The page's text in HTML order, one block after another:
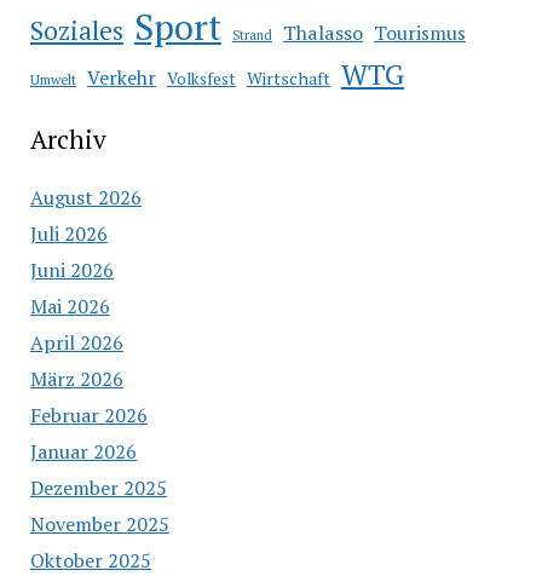
Soziales Sport Strand Thalasso Tourismus
Umwelt Verkehr Volksfest Wirtschaft WTG
Archiv
August 2026
Juli 2026
Juni 2026
Mai 2026
April 2026
März 2026
Februar 2026
Januar 2026
Dezember 2025
November 2025
Oktober 2025